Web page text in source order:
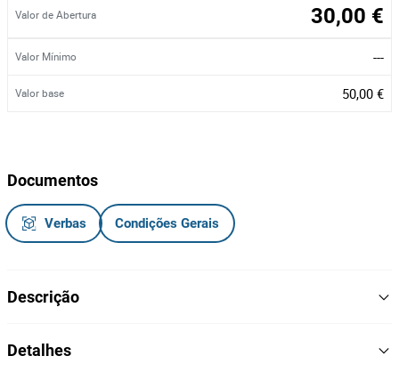
Valor de Abertura 30,00 €
Valor Mínimo ---
Valor base 50,00 €
Documentos
Verbas Condições Gerais
Descrição
Marca: Fytter
Detalhes